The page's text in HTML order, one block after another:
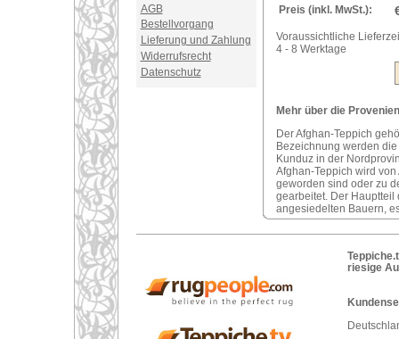
AGB
Bestellvorgang
Lieferung und Zahlung
Widerrufsrecht
Datenschutz
Preis (inkl. MwSt.):
Voraussichtliche
4 - 8 Werktage
Mehr über die
Der Afghan-Teppich
Bezeichnung werden
Kunduz in der
Afghan-Teppich wird
geworden sind oder zu
gearbeitet. Der Hauptteil
angesiedelten Bauern,
riesige